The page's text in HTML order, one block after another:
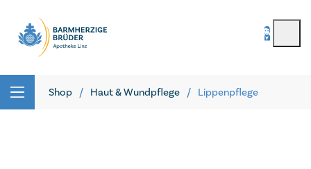
Passwort*
Shop Haut & Wundpflege Lippenpflege